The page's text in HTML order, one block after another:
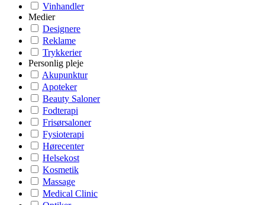
Vinhandler
Medier
Designere
Reklame
Trykkerier
Personlig pleje
Akupunktur
Apoteker
Beauty Saloner
Fodterapi
Frisørsaloner
Fysioterapi
Hørecenter
Helsekost
Kosmetik
Massage
Medical Clinic